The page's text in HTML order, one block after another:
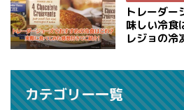
トレーダー
味しい冷食
レジョの冷
カテゴリー一覧